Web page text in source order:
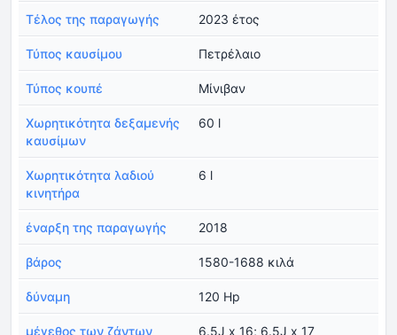
Τέλος της παραγωγής 2023 έτος
Τύπος καυσίμου Πετρέλαιο
Τύπος κουπέ Μίνιβαν
Χωρητικότητα δεξαμενής
καυσίμων
60 l
Χωρητικότητα λαδιού
κινητήρα
6 l
έναρξη της παραγωγής 2018
βάρος 1580-1688 κιλά
δύναμη 120 Hp
μέγεθος των ζάντων 6.5J x 16; 6.5J x 17